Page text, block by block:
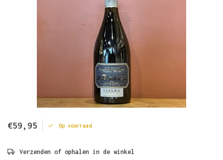
€59,95 Op voorraad
Verzenden of ophalen in de winkel